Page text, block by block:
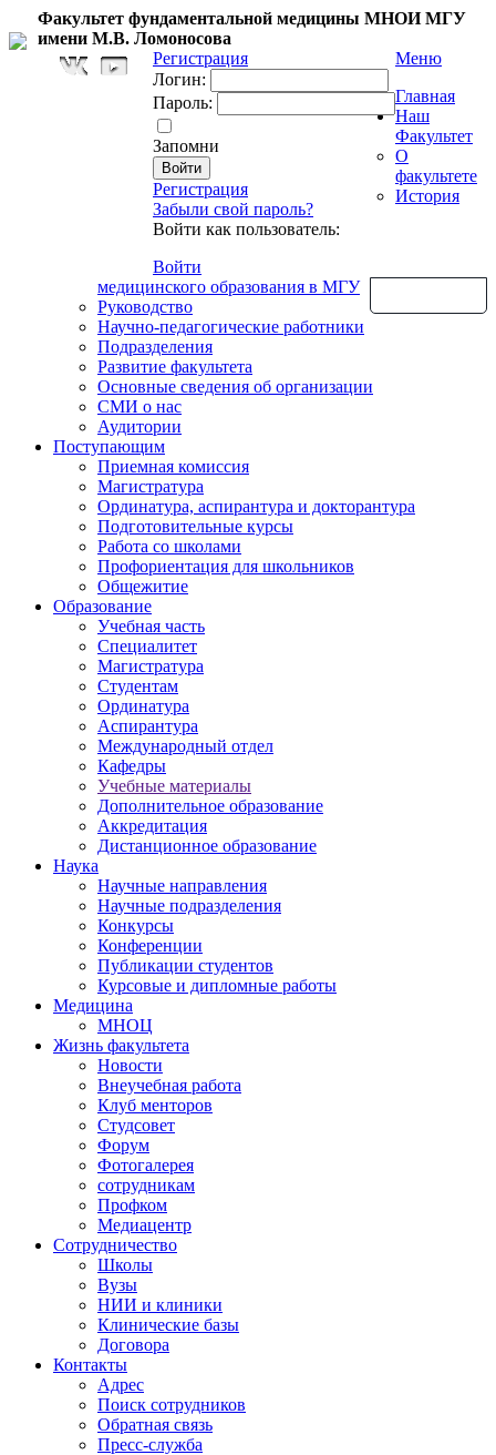
Факультет фундаментальной медицины МНОИ МГУ
имени М.В. Ломоносова
Регистрация
Логин:
Пароль:
Запомни
Регистрация
Забыли свой пароль?
Войти как пользователь:
Войти
Меню
Главная
Наш
Факультет
О
факультете
История
медицинского образования в МГУ
Руководство
Научно-педагогические работники
Подразделения
Развитие факультета
Основные сведения об организации
СМИ о нас
Аудитории
Поступающим
Приемная комиссия
Магистратура
Ординатура, аспирантура и докторантура
Подготовительные курсы
Работа со школами
Профориентация для школьников
Общежитие
Образование
Учебная часть
Специалитет
Магистратура
Студентам
Ординатура
Аспирантура
Международный отдел
Кафедры
Учебные материалы
Дополнительное образование
Аккредитация
Дистанционное образование
Наука
Научные направления
Научные подразделения
Конкурсы
Конференции
Публикации студентов
Курсовые и дипломные работы
Медицина
МНОЦ
Жизнь факультета
Новости
Внеучебная работа
Клуб менторов
Студсовет
Форум
Фотогалерея
сотрудникам
Профком
Медиацентр
Сотрудничество
Школы
Вузы
НИИ и клиники
Клинические базы
Договора
Контакты
Адрес
Поиск сотрудников
Обратная связь
Пресс-служба